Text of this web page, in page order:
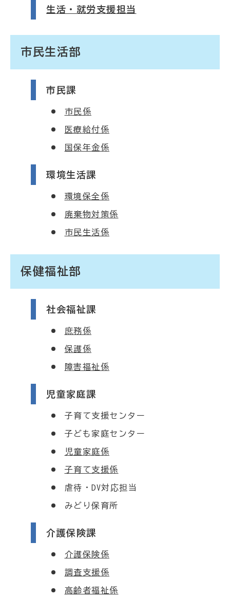
生活・就労支援担当
市民生活部
市民課
市民係
医療給付係
国保年金係
環境生活課
環境保全係
廃棄物対策係
市民生活係
保健福祉部
社会福祉課
庶務係
保護係
障害福祉係
児童家庭課
子育て支援センター
子ども家庭センター
児童家庭係
子育て支援係
虐待・DV対応担当
みどり保育所
介護保険課
介護保険係
調査支援係
高齢者福祉係